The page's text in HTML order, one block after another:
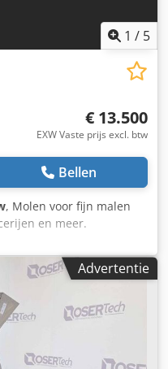
1 / 5
€ 13.500
EXW Vaste prijs excl. btw
Bellen
, Molen voor fijn malen
en meer.
100–400 kg per
Machinegewicht 600
machine is voorzien
De gehele
Csdpfx Ask S
Advertentie